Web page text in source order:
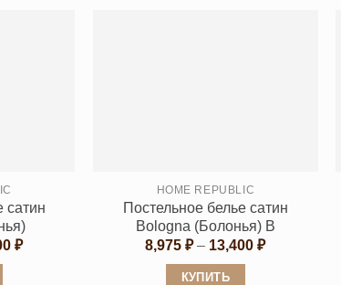
странице
товара.
сатин
₽Диапазон
HOME REPUBLIC
Постельное белье сатин
Bologna (Болонья) B
8,975₽ – 13,400₽Диапазон
КУПИТЬ